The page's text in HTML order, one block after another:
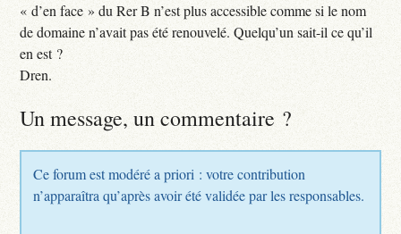
« d’en face » du Rer B n’est plus accessible comme si le nom
de domaine n’avait pas été renouvelé. Quelqu’un sait-il ce qu’il
en est ?
Dren.
Un message, un commentaire ?
Ce forum est modéré a priori : votre contribution
n’apparaîtra qu’après avoir été validée par les responsables.